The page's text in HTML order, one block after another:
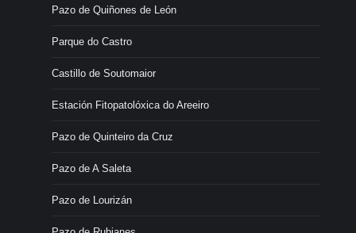
Pazo de Quiñones de León
Parque do Castro
Castillo de Soutomaior
Estación Fitopatolóxica do Areeiro
Pazo de Quinteiro da Cruz
Pazo de A Saleta
Pazo de Lourizán